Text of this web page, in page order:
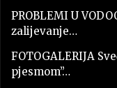
PROBLEMI U
zalijevanje…
FOTOGALERIJA
pjesmom”…